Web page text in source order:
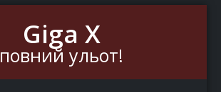
Giga X
повний ульот!